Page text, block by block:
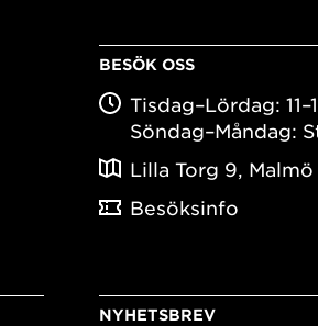
BESÖK OSS
Tisdag–Lördag:
Söndag–Måndag:
Lilla Torg 9, Malmö
Besöksinfo
NYHETSBREV